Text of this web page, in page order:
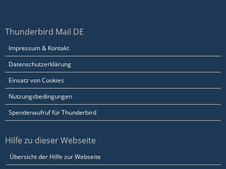
Thunderbird Mail DE
Impressum & Kontakt
Datenschutzerklärung
Einsatz von Cookies
Nutzungsbedingungen
Spendenaufruf für Thunderbird
Hilfe zu dieser Webseite
Übersicht der Hilfe zur Webseite